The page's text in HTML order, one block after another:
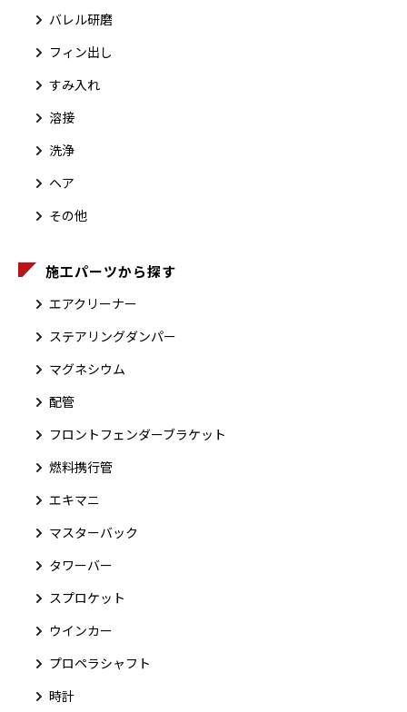
バレル研磨
フィン出し
すみ入れ
溶接
洗浄
ヘア
その他
施工パーツから探す
エアクリーナー
ステアリングダンパー
マグネシウム
配管
フロントフェンダーブラケット
燃料携行管
エキマニ
マスターバック
タワーバー
スプロケット
ウインカー
プロペラシャフト
時計